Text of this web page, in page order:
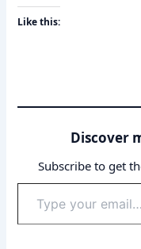
Like this:
Discover
Subscribe to get
your
email…